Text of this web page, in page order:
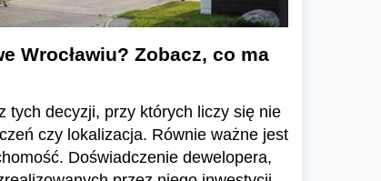
Wrocławiu? Zobacz, co ma
tych decyzji, przy których liczy się nie
czy lokalizacja. Równie ważne jest
Doświadczenie dewelopera,